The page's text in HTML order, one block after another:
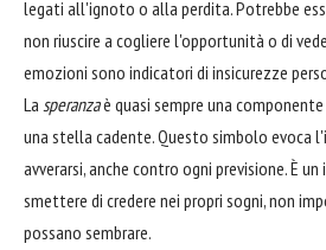
legati all'ignoto o alla perdita. Potrebbe
non riuscire a cogliere l'opportunità o di
emozioni sono indicatori di insicurezze
La speranzaè quasi sempre una
una stella cadente. Questo simbolo evoca
avverarsi, anche contro ogni previsione. È
smettere di credere nei propri sogni, non
possano sembrare.